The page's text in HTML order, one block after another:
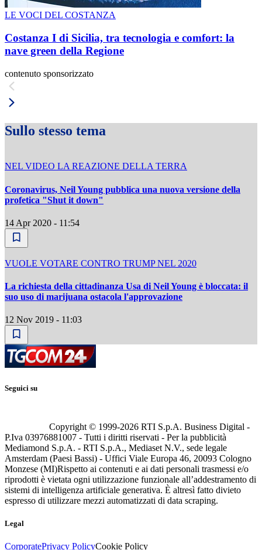
LE VOCI DEL COSTANZA
Costanza I di Sicilia, tra tecnologia e comfort: la
nave green della Regione
contenuto sponsorizzato
Sullo stesso tema
NEL VIDEO LA REAZIONE DELLA TERRA
Coronavirus, Neil Young pubblica una nuova versione della
profetica "Shut it down"
14 Apr 2020 - 11:54
VUOLE VOTARE CONTRO TRUMP NEL 2020
La richiesta della cittadinanza Usa di Neil Young è bloccata: il
suo uso di marijuana ostacola l'approvazione
12 Nov 2019 - 11:03
Seguici su
Copyright © 1999-2026 RTI S.p.A. Business Digital -
P.Iva 03976881007 - Tutti i diritti riservati - Per la pubblicità
Mediamond S.p.A. - RTI S.p.A., Mediaset N.V., sede legale
Amsterdam (Paesi Bassi) - Uffici Viale Europa 46, 20093 Cologno
Monzese (MI)Rispetto ai contenuti e ai dati personali trasmessi e/o
riprodotti è vietata ogni utilizzazione funzionale all’addestramento di
sistemi di intelligenza artificiale generativa. È altresì fatto divieto
espresso di utilizzare mezzi automatizzati di data scraping.
Legal
CorporatePrivacy PolicyCookie Policy